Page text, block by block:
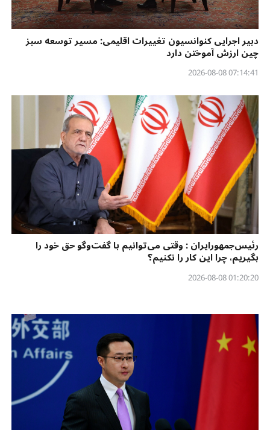
دبیر اجرایی کنوانسیون تغییرات اقلیمی: مسیر توسعه سبز
چین ارزش آموختن دارد
07:14:41 2026-08-08
رئیس‌جمهورایران : وقتی می‌توانیم با گفت‌وگو حق خود را
بگیریم، چرا این کار را نکنیم؟
01:20:20 2026-08-08